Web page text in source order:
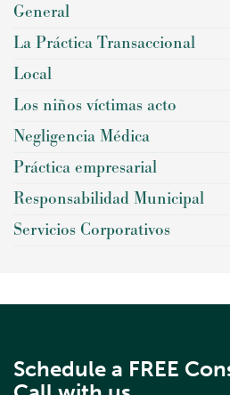
General
La Práctica Transaccional
Local
Los niños víctimas acto
Negligencia Médica
Práctica empresarial
Responsabilidad Municipal
Servicios Corporativos
Schedule a FREE